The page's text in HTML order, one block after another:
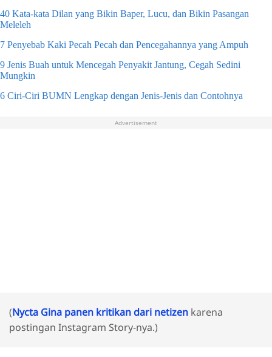
40 Kata-kata Dilan yang Bikin Baper, Lucu, dan Bikin Pasangan
Meleleh
7 Penyebab Kaki Pecah Pecah dan Pencegahannya yang Ampuh
9 Jenis Buah untuk Mencegah Penyakit Jantung, Cegah Sedini
Mungkin
6 Ciri-Ciri BUMN Lengkap dengan Jenis-Jenis dan Contohnya
Advertisement
(Nycta Gina panen kritikan dari netizen karena
postingan Instagram Story-nya.)